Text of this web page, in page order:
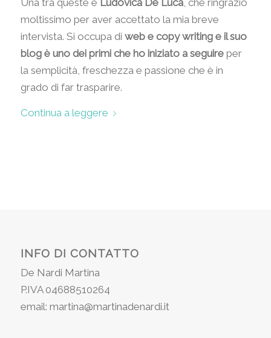
moltissimo per aver accettato la mia breve
intervista. Si occupa di web e copy writing e il suo
blog è uno dei primi che ho iniziato a seguireper
la semplicità, freschezza e passione che è in
grado di far trasparire.
Continua a leggere
INFO DI CONTATTO
De Nardi Martina
P.IVA 04688510264
email: martina@martinadenardi.it